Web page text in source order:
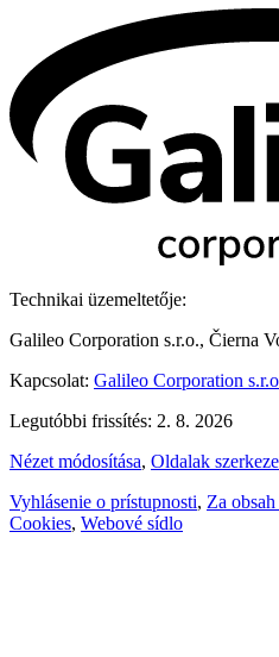
Technikai üzemeltetője:
Galileo Corporation s.r.o., Čierna
Kapcsolat: Galileo Corporation
Legutóbbi frissítés: 2. 8. 2026
Nézet módosítása, Oldalak
Vyhlásenie o prístupnosti, Za
Cookies, Webové sídlo